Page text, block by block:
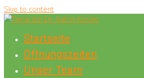
Skip to content
Startseite
Öffnungszeiten
Unser Team